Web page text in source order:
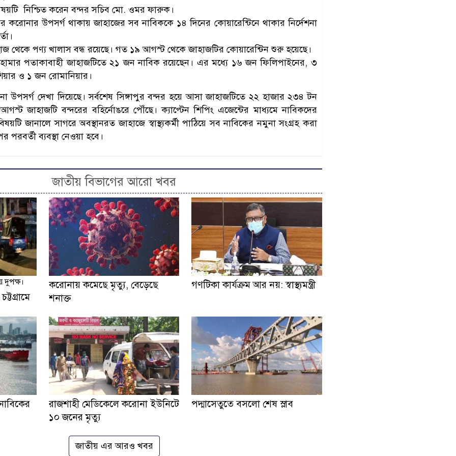
নিশ্চিত করেন বন্দর সচিব মো. ওমর ফারুক।
করোনার উপসর্গ থাকায় জাহাজের সব নাবিককে ১৪ দিনের কোয়ারেন্টিনে থাকার নির্দেশনা
থেকে পণ্য খালাস বন্ধ রয়েছে। গত ১৯ আগস্ট থেকে জাহাজটির কোয়ারেন্টিন শুরু হয়েছে।
পতাকাবাহী জাহাজটিতে ২১ জন নাবিক রয়েছেন। এর মধ্যে ১৬ জন ফিলিপাইনের, ৩
ও ১ জন রোমানিয়ার।
দেখা দিয়েছে। সর্বশেষ সিঙ্গাপুর বন্দর হয়ে আসা জাহাজটিতে ২২ হাজার ২৩৪ টন
জাহাজটি বন্দরের বহির্নোঙরে পৌঁছে। ক্যাপ্টেন শিপিং এজেন্টের মাধ্যমে নাবিকদের
জানালে সাগরে অবস্থানরত জাহাজে স্বাস্থ্যকর্মী পাঠিয়ে সব নাবিকের নমুনা সংগ্রহ করা
ব্যবস্থা নেওয়া হবে।
জাতীয় বিভাগের আরো খবর
দুপক্ষ।
করোনায় কমেছে মৃত্যু, বেড়েছে
শনাক্ত
গণটিকা কার্যক্রম আর নয়: স্বাস্থ্যমন্ত্রী
রাজশাহী মেডিকেলে করোনা ইউনিটে
১০ জনের মৃত্যু
পদ্মাসেতুতে বসলো শেষ স্লাব
জাতীয় এর আরও খবর